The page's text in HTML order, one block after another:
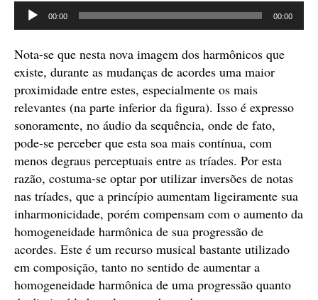
Tocador
de
00:00 00:00
Nota-se que nesta nova imagem dos harmônicos que
existe, durante as mudanças de acordes uma maior
proximidade entre estes, especialmente os mais
relevantes (na parte inferior da figura). Isso é expresso
sonoramente, no áudio da sequência, onde de fato,
pode-se perceber que esta soa mais contínua, com
menos degraus perceptuais entre as tríades. Por esta
razão, costuma-se optar por utilizar inversões de notas
nas tríades, que a princípio aumentam ligeiramente sua
inharmonicidade, porém compensam com o aumento da
homogeneidade harmônica de sua progressão de
acordes. Este é um recurso musical bastante utilizado
em composição, tanto no sentido de aumentar a
homogeneidade harmônica de uma progressão quanto